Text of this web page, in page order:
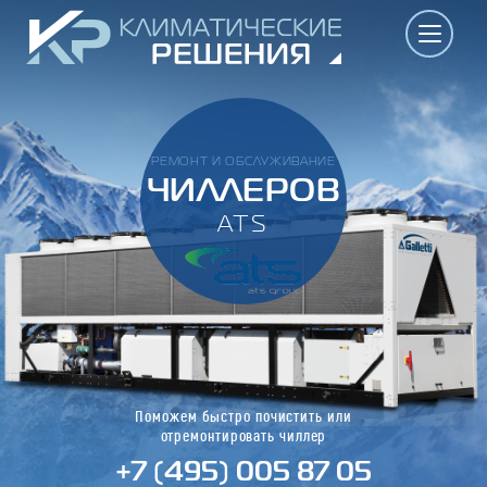
РЕМОНТ И ОБСЛУЖИВАНИЕ
ЧИЛЛЕРОВ
ATS
Поможем быстро почистить или
отремонтировать чиллер
+7 (495) 005 87 05